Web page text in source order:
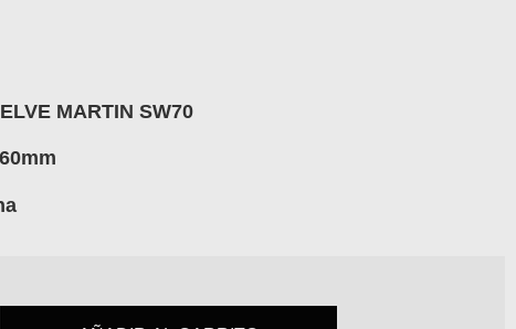
MARTIN SW70